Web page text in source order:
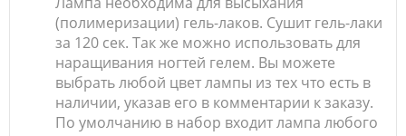
(полимеризации) гель-лаков. Сушит гель-лаки
за 120 сек. Так же можно использовать для
наращивания ногтей гелем. Вы можете
выбрать любой цвет лампы из тех что есть в
наличии, указав его в комментарии к заказу.
По умолчанию в набор входит лампа любого